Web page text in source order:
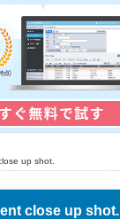
up shot.
close up shot.